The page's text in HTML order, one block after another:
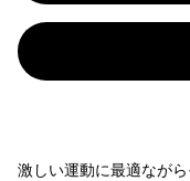
激しい運動に最適なが